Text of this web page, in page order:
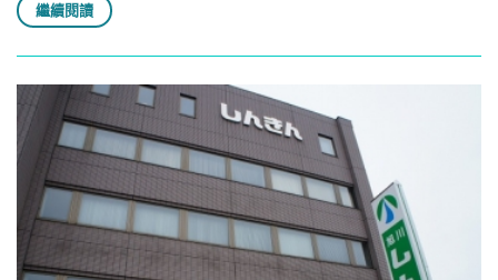
繼續閱讀